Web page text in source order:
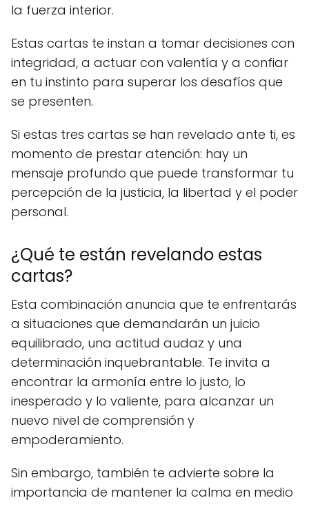
la fuerza interior.
Estas cartas te instan a tomar decisiones con
integridad, a actuar con valentía y a confiar
en tu instinto para superar los desafíos que
se presenten.
Si estas tres cartas se han revelado ante ti, es
momento de prestar atención: hay un
mensaje profundo que puede transformar tu
percepción de la justicia, la libertad y el poder
personal.
¿Qué te están revelando estas
cartas?
Esta combinación anuncia que te enfrentarás
a situaciones que demandarán un juicio
equilibrado, una actitud audaz y una
determinación inquebrantable. Te invita a
encontrar la armonía entre lo justo, lo
inesperado y lo valiente, para alcanzar un
nuevo nivel de comprensión y
empoderamiento.
Sin embargo, también te advierte sobre la
importancia de mantener la calma en medio